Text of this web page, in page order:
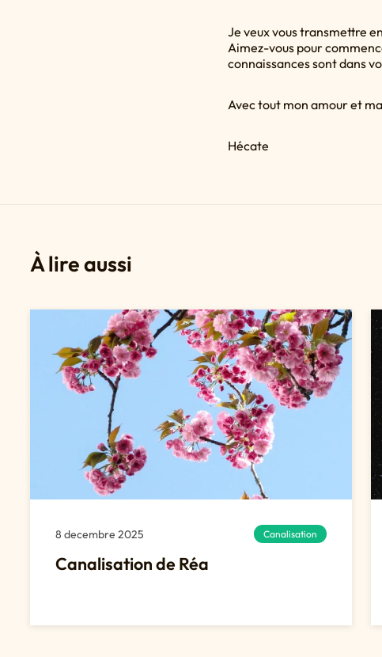
Je veux vous transmettre
Aimez-vous pour
connaissances sont dans
Avec tout mon amour et
Hécate
À lire aussi
8 decembre 2025 Canalisation
Canalisation de Réa